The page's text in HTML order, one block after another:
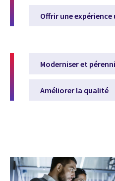
Offrir une
Moderniser et
Améliorer la qualité